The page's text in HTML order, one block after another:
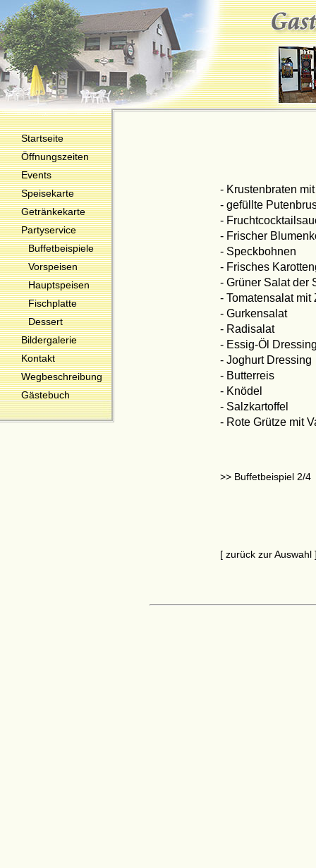
Startseite
Öffnungszeiten
Events
Speisekarte
Getränkekarte
Partyservice
Buffetbeispiele
Vorspeisen
Hauptspeisen
Fischplatte
Dessert
Bildergalerie
Kontakt
Wegbeschreibung
Gästebuch
- Krustenbraten
- gefüllte
-
- Frischer
- Speckbohnen
- Frisches
- Grüner Salat der
- Tomatensalat mit
- Gurkensalat
- Radisalat
- Essig-Öl
- Joghurt Dressing
- Butterreis
- Knödel
- Salzkartoffel
- Rote Grütze mit
>> Buffetbeispiel 2/4
[ zurück zur Auswahl